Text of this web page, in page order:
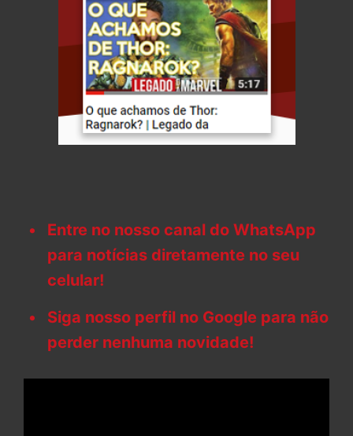
Entre no nosso canal do WhatsApp
para notícias diretamente no seu
celular!
Siga nosso perfil no Google para não
perder nenhuma novidade!